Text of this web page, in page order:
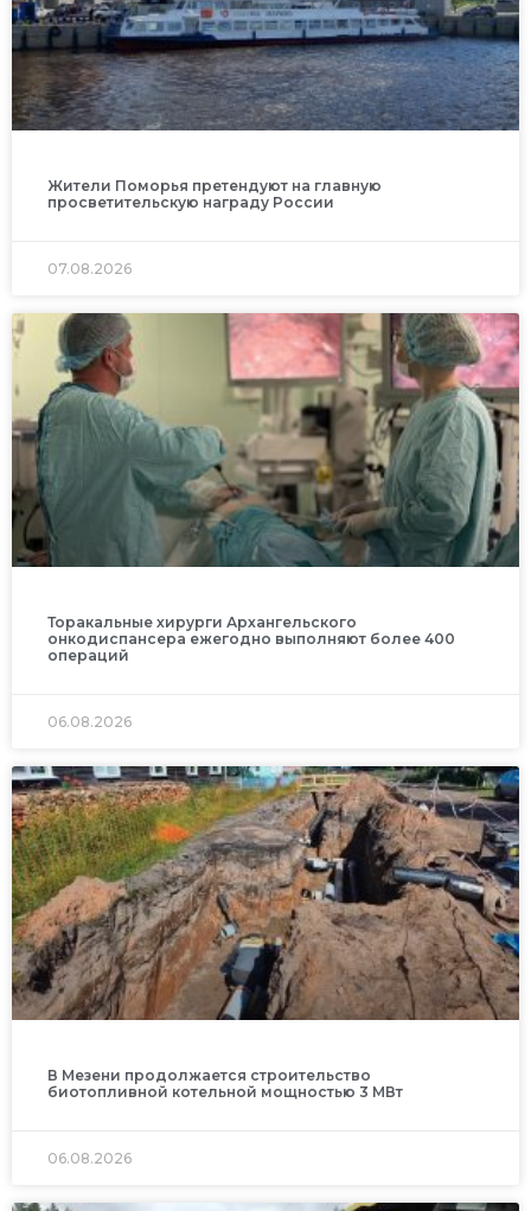
Жители Поморья претендуют на главную
просветительскую награду России
07.08.2026
Торакальные хирурги Архангельского
онкодиспансера ежегодно выполняют более 400
операций
06.08.2026
В Мезени продолжается строительство
биотопливной котельной мощностью 3 МВт
06.08.2026